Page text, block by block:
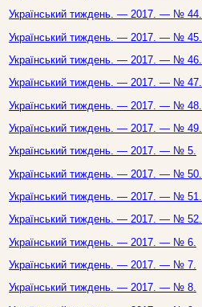
Український тиждень. — 2017. — № 44.
Український тиждень. — 2017. — № 45.
Український тиждень. — 2017. — № 46.
Український тиждень. — 2017. — № 47.
Український тиждень. — 2017. — № 48.
Український тиждень. — 2017. — № 49.
Український тиждень. — 2017. — № 5.
Український тиждень. — 2017. — № 50.
Український тиждень. — 2017. — № 51.
Український тиждень. — 2017. — № 52.
Український тиждень. — 2017. — № 6.
Український тиждень. — 2017. — № 7.
Український тиждень. — 2017. — № 8.